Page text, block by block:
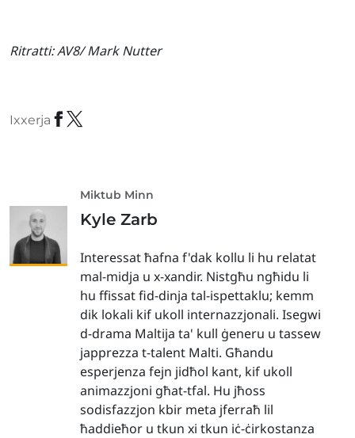
Ritratti:AV8/ Mark Nutter
Ixxerja
Miktub Minn
Kyle Zarb
Interessat ħafna f'dak kollu li hu relatat
mal-midja u x-xandir. Nistgħu ngħidu li
hu ffissat fid-dinja tal-ispettaklu; kemm
dik lokali kif ukoll internazzjonali. Isegwi
d-drama Maltija ta' kull ġeneru u tassew
japprezza t-talent Malti. Għandu
esperjenza fejn jidħol kant, kif ukoll
animazzjoni għat-tfal. Hu jħoss
sodisfazzjon kbir meta jferraħ lil
ħaddieħor u tkun xi tkun iċ-ċirkostanza